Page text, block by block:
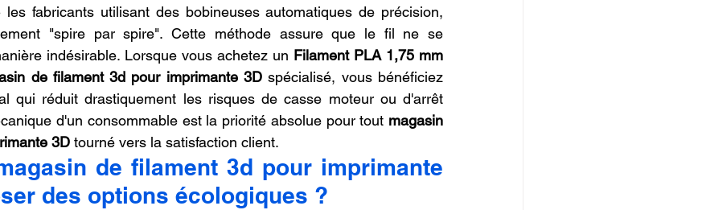
fabricants utilisant des bobineuses automatiques de précision,
"spire par spire". Cette méthode assure que le fil ne se
indésirable. Lorsque vous achetez un Filament PLA 1,75 mm
de filament 3d pour imprimante 3D spécialisé, vous bénéficiez
qui réduit drastiquement les risques de casse moteur ou d'arrêt
d'un consommable est la priorité absolue pour tout magasin
3D tourné vers la satisfaction client.
de filament 3d pour imprimante
des options écologiques ?